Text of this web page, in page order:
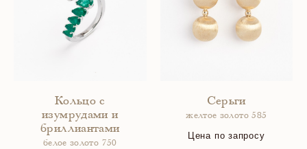
Кольцо с
изумрудами и
бриллиантами
белое золото 750
Серьги
желтое золото 585
Цена по запросу